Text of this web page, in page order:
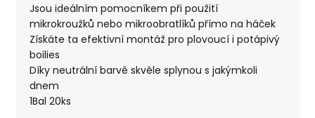
Jsou ideálním pomocníkem při použití
mikrokroužků nebo mikroobratlíků přímo na háček
Získáte ta efektivní montáž pro plovoucí i potápivý
boilies
Díky neutrální barvě skvěle splynou s jakýmkoli
dnem
1Bal 20ks